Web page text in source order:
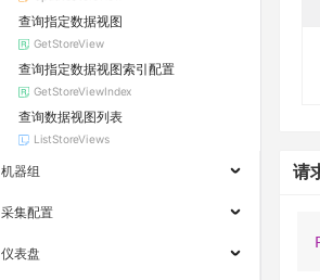
查询指定数据视图
GetStoreView
查询指定数据视图索引配置
GetStoreViewIndex
查询数据视图列表
ListStoreViews
机器组
采集配置
仪表盘
请